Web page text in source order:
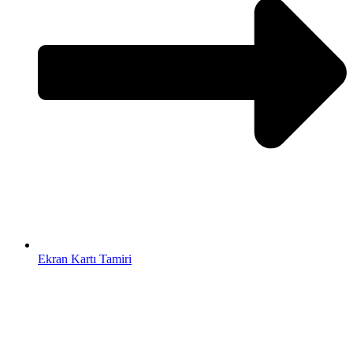
Ekran Kartı Tamiri